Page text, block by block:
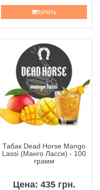
Купить
Табак Dead Horse Mango
Lassi (Манго Ласси) - 100
грамм
Цена: 435 грн.